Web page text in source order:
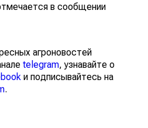
в сообщении
агроновостей
telegram, узнавайте о
и подписывайтесь на
.